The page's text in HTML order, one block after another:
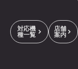
対応機
種一覧
店舗
案内